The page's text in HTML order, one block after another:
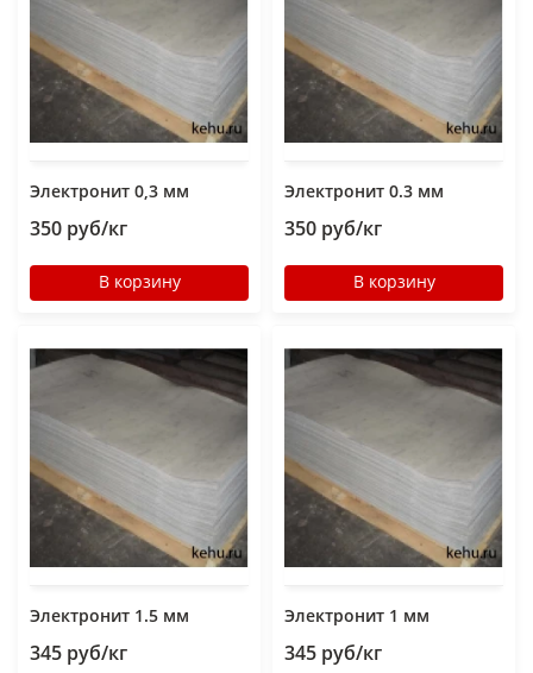
Электронит 0,3 мм
350 руб/кг
В корзину
Электронит 0.3 мм
350 руб/кг
В корзину
Электронит 1.5 мм
345 руб/кг
Электронит 1 мм
345 руб/кг